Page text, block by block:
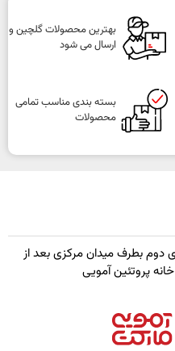
بهترین محصولات گلچین و
ارسال می شود
بسته بندی مناسب تمامی
محصولات
سیمتری دوم بطرف میدان مرکزی بعد از